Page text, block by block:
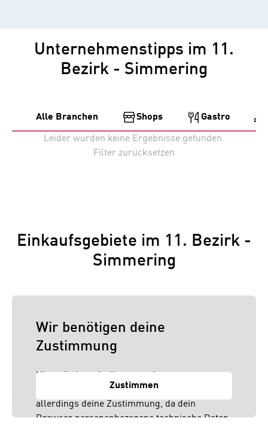
Unternehmenstipps im 11.
Bezirk - Simmering
Alle Branchen Shops Gastro
Leider wurden keine Ergebnisse gefunden.
Filter zurücksetzen
Einkaufsgebiete im 11. Bezirk -
Simmering
Wir benötigen deine
Zustimmung
Hier würden wir dir gerne einen externen
Inhalt anzeigen. Dafür benötigen wir
allerdings deine Zustimmung, da dein
Browser personenbezogene technische Daten
Zustimmen